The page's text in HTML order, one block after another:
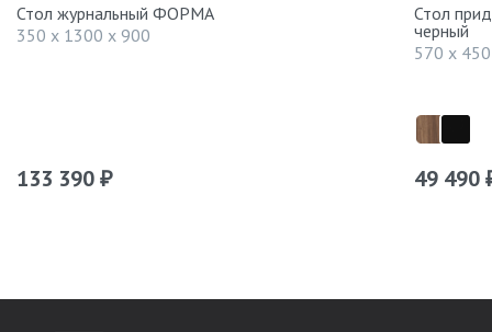
Стол журнальный ФОРМА
350 x 1300 x 900
133 390 ₽
Стол
черный
570 x
49 490